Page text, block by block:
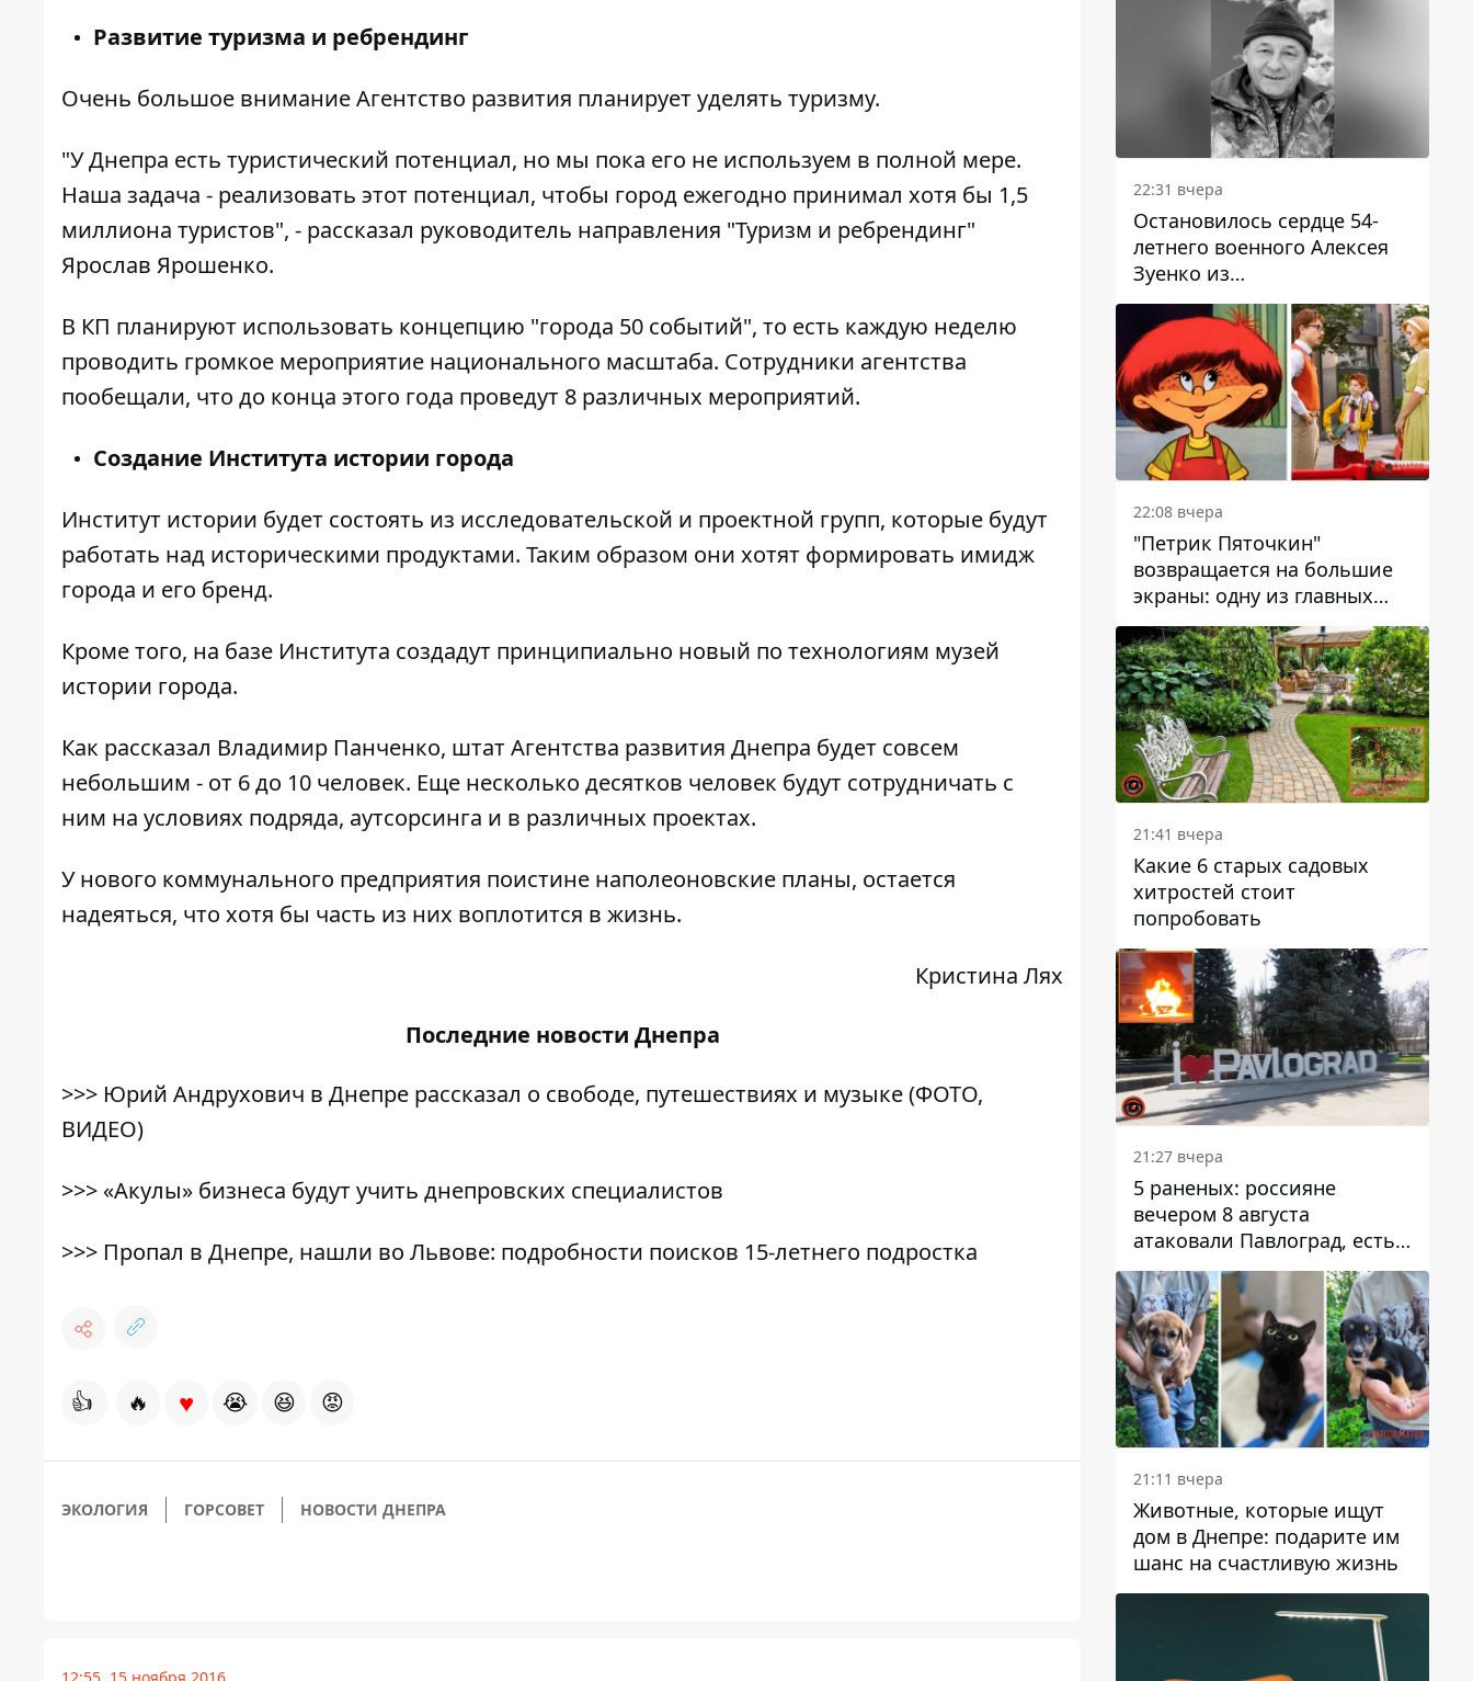
Развитие туризма и ребрендинг
Очень большое внимание Агентство развития планирует уделять туризму.
"У Днепра есть туристический потенциал, но мы пока его не используем в полной мере.
Наша задача - реализовать этот потенциал, чтобы город ежегодно принимал хотя бы 1,5
миллиона туристов", - рассказал руководитель направления "Туризм и ребрендинг"
Ярослав Ярошенко.
В КП планируют использовать концепцию "города 50 событий", то есть каждую неделю
проводить громкое мероприятие национального масштаба. Сотрудники агентства
пообещали, что до конца этого года проведут 8 различных мероприятий.
Создание Института истории города
Институт истории будет состоять из исследовательской и проектной групп, которые будут
работать над историческими продуктами. Таким образом они хотят формировать имидж
города и его бренд.
Кроме того, на базе Института создадут принципиально новый по технологиям музей
истории города.
Как рассказал Владимир Панченко, штат Агентства развития Днепра будет совсем
небольшим - от 6 до 10 человек. Еще несколько десятков человек будут сотрудничать с
ним на условиях подряда, аутсорсинга и в различных проектах.
У нового коммунального предприятия поистине наполеоновские планы, остается
надеяться, что хотя бы часть из них воплотится в жизнь.
Кристина Лях
Последние новости Днепра
>>> Юрий Андрухович в Днепре рассказал о свободе, путешествиях и музыке (ФОТО,
ВИДЕО)
>>>«Акулы» бизнеса будут учить днепровских специалистов
>>> Пропал в Днепре, нашли во Львове: подробности поисков 15-летнего подростка
👍 🔥 ♥ 😭 😆 😡
ЭКОЛОГИЯ ГОРСОВЕТ НОВОСТИ ДНЕПРА
22:31 вчера
Остановилось сердце 54-
летнего военного Алексея
Зуенко из
Днепропетровской области
22:08 вчера
"Петрик Пяточкин"
возвращается на большие
экраны: одну из главных
ролей сыграет 9-летний
днепрянин Александр
Войтеховский
21:41 вчера
Какие 6 старых садовых
хитростей стоит
попробовать
21:27 вчера
5 раненых: россияне
вечером 8 августа
атаковали Павлоград, есть
возгорание
21:11 вчера
Животные, которые ищут
дом в Днепре: подарите им
шанс на счастливую жизнь